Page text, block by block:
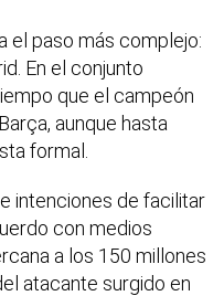
el paso más complejo:
En el conjunto
que el campeón
aunque hasta
formal.
intenciones de facilitar
con medios
a los 150 millones
atacante surgido en